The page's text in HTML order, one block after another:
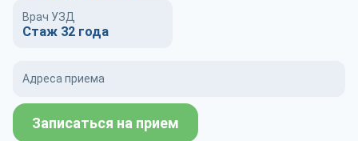
Врач УЗД
Стаж 32 года
Адреса приема
Записаться на прием